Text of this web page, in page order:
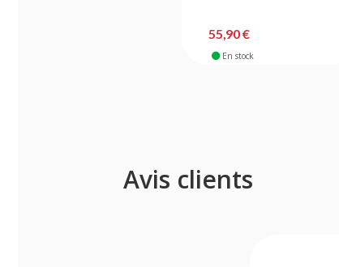
55,90 €
En stock
Avis clients